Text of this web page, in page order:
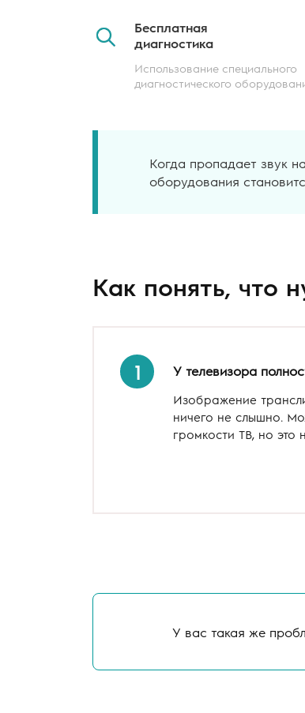
Бесплатная
диагностика
Использование специального
диагностического
Когда пропадает звук
оборудования
Как понять, что
1 У телевизора
Изображение
ничего не слышно.
громкости ТВ, но это
У вас такая же